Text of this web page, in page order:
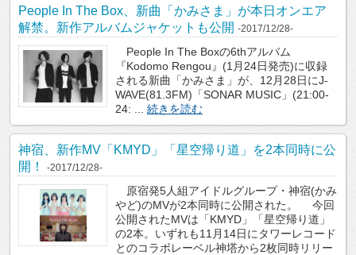
People In The Box、新曲「かみさま」が本日オンエア
解禁。新作アルバムジャケットも公開 -2017/12/28-
People In The Boxの6thアルバム
『Kodomo Rengou』(1月24日発売)に収録
される新曲「かみさま」が、12月28日にJ-
WAVE(81.3FM)「SONAR MUSIC」(21:00-
24: ... 続きを読む
神宿、新作MV「KMYD」「星空帰り道」を2本同時に公
開！
-2017/12/28-
原宿発5人組アイドルグループ・神宿(かみ
やど)のMVが2本同時に公開された。 今回
公開されたMVは「KMYD」「星空帰り道」
の2本。いずれも11月14日にタワーレコード
とのコラボレーベル神塔から2枚同時リリー